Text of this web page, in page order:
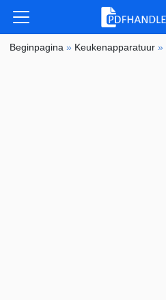
Beginpagina » Keukenapparatuur »